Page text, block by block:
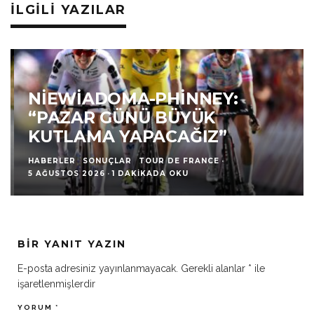
İLGILI YAZILAR
NIEWIADOMA-PHINNEY:
“PAZAR GÜNÜ BÜYÜK
KUTLAMA YAPACAĞIZ”
HABERLER SONUÇLAR TOUR DE FRANCE ·
5 AĞUSTOS 2026 · 1 DAKIKADA OKU
BIR YANIT YAZIN
E-posta adresiniz yayınlanmayacak. Gerekli alanlar * ile
işaretlenmişlerdir
YORUM *